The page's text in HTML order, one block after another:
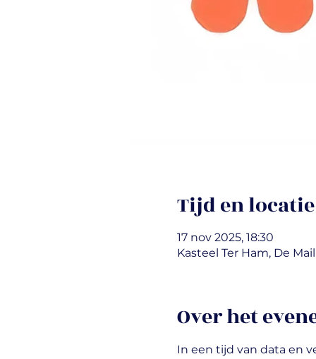
Tijd en locatie
17 nov 2025, 18:30
Kasteel Ter Ham, De
Over het
In een tijd van data en